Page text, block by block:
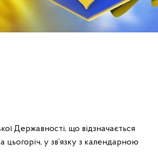
Державності, що відзначається
у зв’язку з календарною